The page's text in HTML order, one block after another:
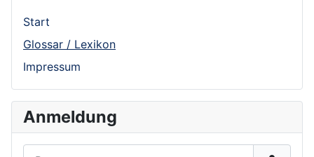
Start
Glossar / Lexikon
Impressum
Anmeldung